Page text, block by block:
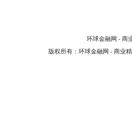
环球金融网 - 商
版权所有：环球金融网 - 商业